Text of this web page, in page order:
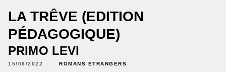
LA TRÊVE (EDITION
PÉDAGOGIQUE)
PRIMO LEVI
15/06/2022 ROMANS ÉTRANGERS